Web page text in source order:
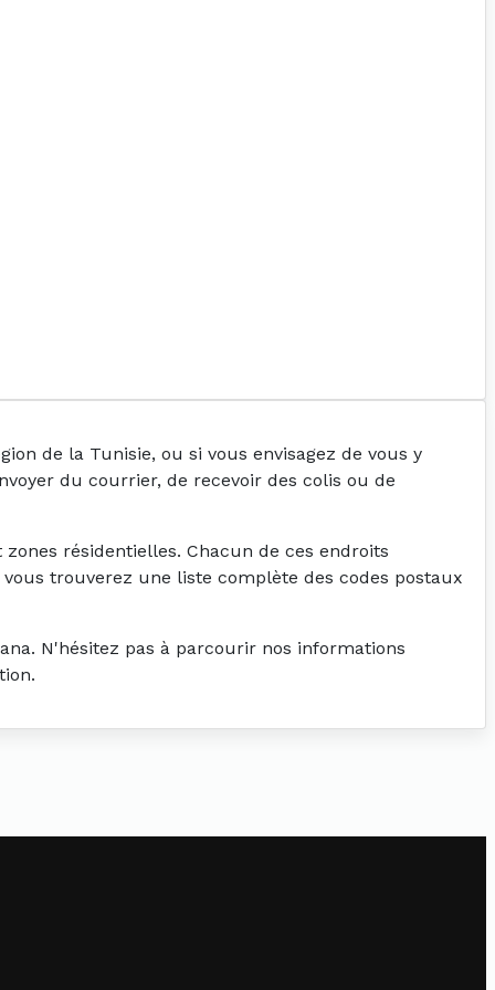
de la Tunisie, ou si vous envisagez de vous y
du courrier, de recevoir des colis ou de
résidentielles. Chacun de ces endroits
trouverez une liste complète des codes postaux
N'hésitez pas à parcourir nos informations